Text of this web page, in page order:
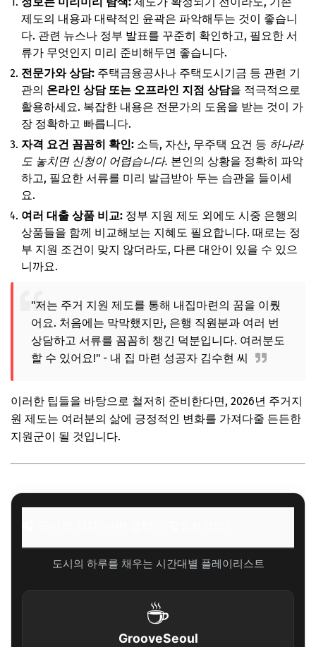
제도의 내용과 대략적인 윤곽은 파악해두는 것이 좋습니
다. 관련 뉴스나 정부 발표를 꾸준히 확인하고, 필요한 서
류가 무엇인지 미리 준비해두면 좋습니다.
전문가와 상담: 주택금융공사나 주택도시기금 등 관련 기
관의 온라인 상담 또는 오프라인 지점 상담을 적극적으로
활용하세요. 복잡한 내용은 전문가의 도움을 받는 것이 가
장 정확하고 빠릅니다.
자격 요건 꼼꼼히 확인: 소득, 자산, 무주택 요건 등 하나라
도 놓치면 신청이 어렵습니다. 본인의 상황을 정확히 파악
하고, 필요한 서류를 미리 발급받아 두는 습관을 들이세
요.
여러 대출 상품 비교: 정부 지원 제도 외에도 시중 은행의
상품들을 함께 비교해보는 지혜도 필요합니다. 때로는 정
부 지원 조건이 맞지 않더라도, 다른 대안이 있을 수 있으
니까요.
"저는 주거 지원 제도를 통해 내집마련의 꿈을 이뤘
어요. 처음에는 막막했지만, 은행 직원분과 여러 번
상담하고 서류를 꼼꼼히 챙긴 덕분입니다. 여러분도
할 수 있어요!" - 내 집 마련 성공자 김수현 씨
이러한 팁들을 바탕으로 철저히 준비한다면, 2026년 주거지
원 제도는 여러분의 삶에 긍정적인 변화를 가져다줄 든든한
지원군이 될 것입니다.
도시의 하루를 채우는 시간대별 플레이리스트
☕
GrooveSeoul